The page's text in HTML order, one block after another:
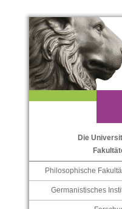
Die
Philosophische Fakultät
Germanistisches